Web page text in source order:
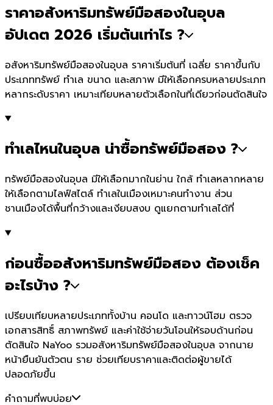
ราคาอสังหาริมทรัพย์มือสองในอุบล
อัปเดต 2026 เริ่มต้นเท่าไร ?
อสังหาริมทรัพย์มือสองในอุบล ราคาเริ่มต้นที่ เฉลี่ย ราคาขึ้นกับ
ประเภททรัพย์ ทำเล ขนาด และสภาพ มีให้เลือกครบหลายประเภท
หลากระดับราคา เหมาะเทียบหลายตัวเลือกในที่เดียวก่อนตัดสินใจ
ทำเลไหนในอุบล น่าซื้อทรัพย์มือสอง ?
ทรัพย์มือสองในอุบล มีให้เลือกมากในย่าน ใกล้ ทำเลหลากหลาย
ให้เลือกตามไลฟ์สไตล์ ทำเลในเมืองเหมาะคนทำงาน ส่วน
ชานเมืองได้พื้นที่กว้างและเงียบสงบ ดูแยกตามทำเลได้ที่
ก่อนซื้ออสังหาริมทรัพย์มือสอง ต้องเช็ค
อะไรบ้าง ?
เปรียบเทียบหลายประเภททั้งบ้าน คอนโด และทาวน์โฮม ตรวจ
เอกสารสิทธิ์ สภาพทรัพย์ และค่าใช้จ่ายวันโอนให้รอบด้านก่อน
ตัดสินใจ NaYoo รวมอสังหาริมทรัพย์มือสองในอุบล จากนาย
หน้ายืนยันตัวตน ราย ช่วยเทียบราคาและติดต่อผู้ขายได้
ปลอดภัยขึ้น
คำถามที่พบบ่อย